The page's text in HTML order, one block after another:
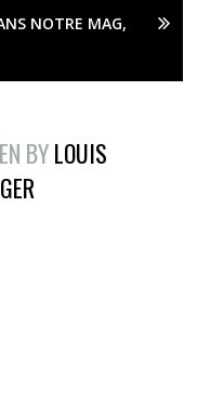
NOTRE MAG,
BYLOUIS